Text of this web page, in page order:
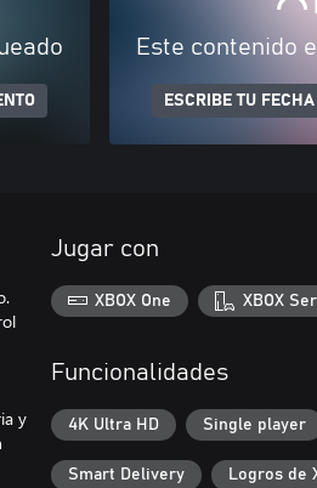
Este contenido
ESCRIBE TU
y
Jugar con
XBOX One XBOX
Funcionalidades
4K Ultra HD Single player
Smart Delivery Logros de